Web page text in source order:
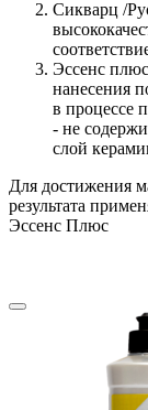
Сикварц /
Эссенс
нанесения
в процессе
- не
слой
Для достижения
результата
Эссенс Плюс